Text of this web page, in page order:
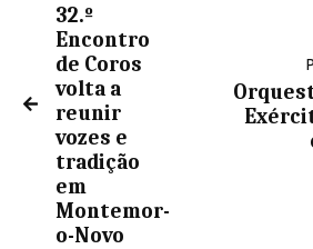
32.º
Encontro
de Coros
volta a
reunir
vozes e
tradição
em
Montemor-
o-Novo